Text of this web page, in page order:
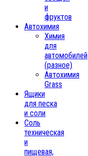
и
фруктов
Автохимия
Химия
для
автомобилей
(разное)
Автохимия
Grass
Ящики
для песка
и соли
Соль
техническая
и
пищевая,